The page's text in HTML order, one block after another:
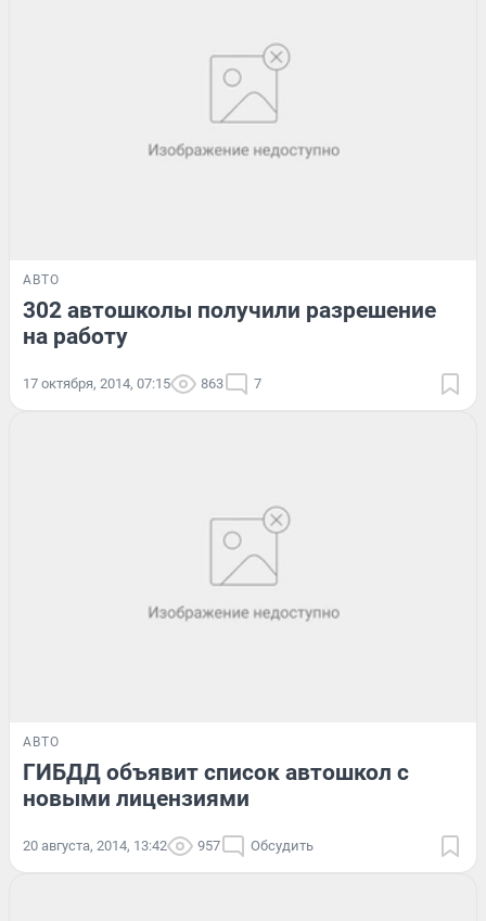
АВТО
302 автошколы получили разрешение
на работу
17 октября, 2014, 07:15 863 7
АВТО
ГИБДД объявит список автошкол с
новыми лицензиями
20 августа, 2014, 13:42 957 Обсудить